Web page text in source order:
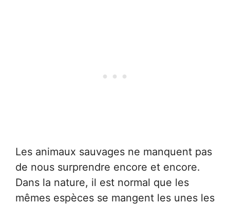
Les animaux sauvages ne manquent pas
de nous surprendre encore et encore.
Dans la nature, il est normal que les
mêmes espèces se mangent les unes les